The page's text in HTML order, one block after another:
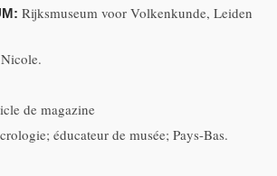
Rijksmuseum voor Volkenkunde, Leiden
de magazine
éducateur de musée; Pays-Bas.